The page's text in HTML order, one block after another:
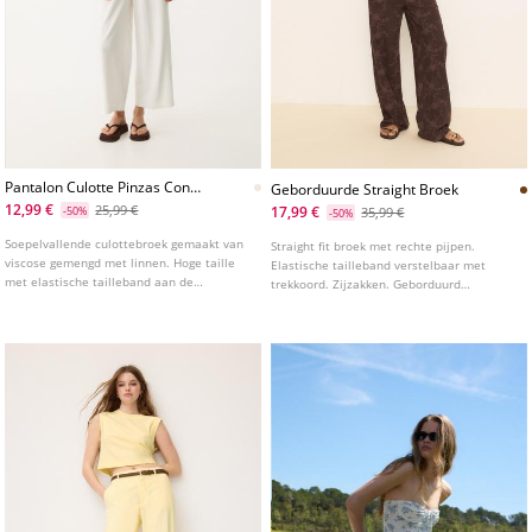
Pantalon Culotte Pinzas Con
Lino
12,99 € -50% 25,99 €
Soepelvallende culottebroek gemaakt van
viscose gemengd met linnen. Hoge taille
met elastische tailleband aan de
Geborduurde Straight Broek
17,99 €
-50% 35,99 €
Straight fit broek met rechte pijpen.
Elastische tailleband verstelbaar met
trekkoord. Zijzakken. Geborduurd